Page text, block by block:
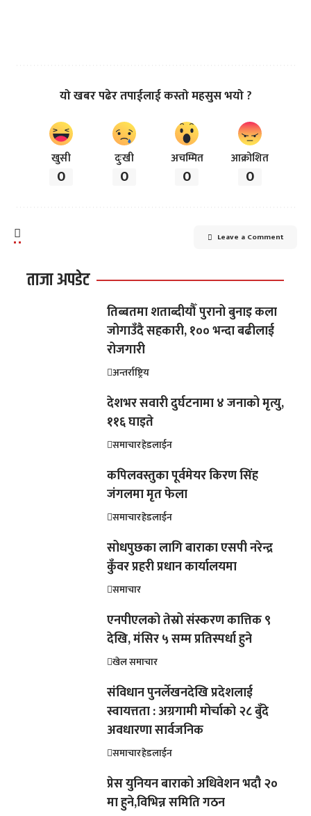
यो खबर पढेर तपाईलाई कस्तो महसुस भयो ?
खुसी
0
दुःखी
0
अचम्मित
0
आक्रोशित
0
Leave a Comment
ताजा अपडेट
तिब्बतमा शताब्दीयौँ पुरानो बुनाइ कला
जोगाउँदै सहकारी, १०० भन्दा बढीलाई
रोजगारी
अन्तर्राष्ट्रिय
देशभर सवारी दुर्घटनामा ४ जनाको मृत्यु,
११६ घाइते
समाचारहेडलाईन
कपिलवस्तुका पूर्वमेयर किरण सिंह
जंगलमा मृत फेला
समाचारहेडलाईन
सोधपुछका लागि बाराका एसपी नरेन्द्र
कुँवर प्रहरी प्रधान कार्यालयमा
समाचार
एनपीएलको तेस्रो संस्करण कात्तिक ९
देखि, मंसिर ५ सम्म प्रतिस्पर्धा हुने
खेल समाचार
संविधान पुनर्लेखनदेखि प्रदेशलाई
स्वायत्तता : अग्रगामी मोर्चाको २८ बुँदे
अवधारणा सार्वजनिक
समाचारहेडलाईन
प्रेस युनियन बाराको अधिवेशन भदौ २०
मा हुने,विभिन्न समिति गठन